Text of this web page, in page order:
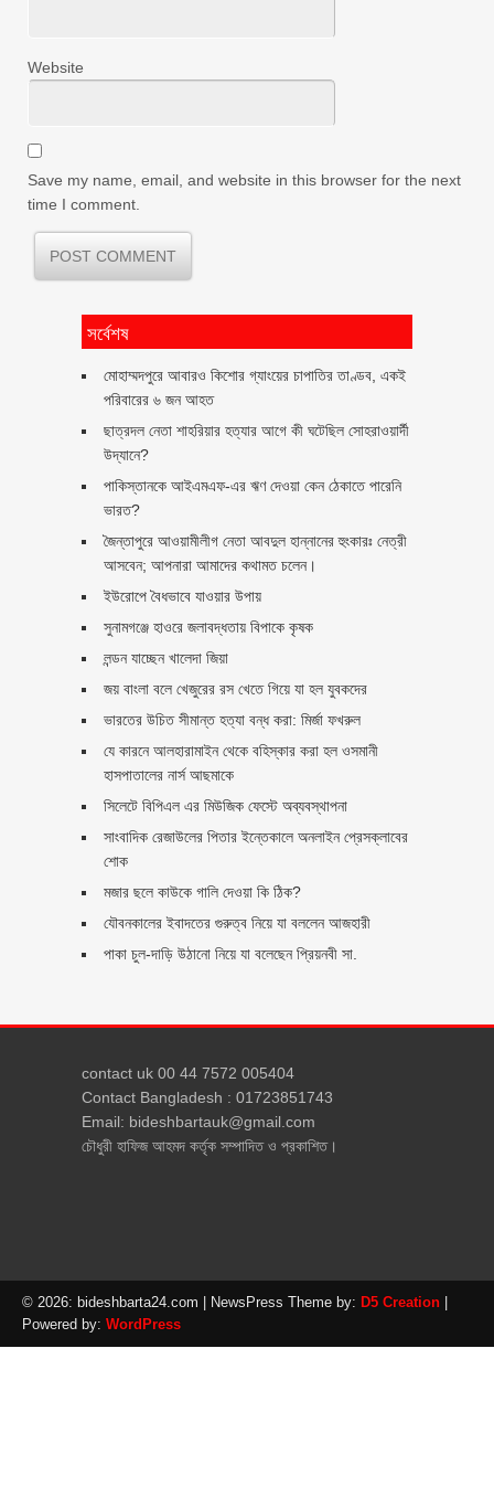
Website
Save my name, email, and website in this browser for the next
time I comment.
সর্বেশষ
মোহাম্মদপুরে আবারও কিশোর গ্যাংয়ের চাপাতির তাণ্ডব, একই
পরিবারের ৬ জন আহত
ছাত্রদল নেতা শাহরিয়ার হত্যার আগে কী ঘটেছিল সোহরাওয়ার্দী
উদ্যানে?
পাকিস্তানকে আইএমএফ-এর ঋণ দেওয়া কেন ঠেকাতে পারেনি
ভারত?
জৈন্তাপুরে আওয়ামীলীগ নেতা আবদুল হান্নানের হুংকারঃ নেত্রী
আসবেন; আপনারা আমাদের কথামত চলেন।
ইউরোপে বৈধভাবে যাওয়ার উপায়
সুনামগঞ্জে হাওরে জলাবদ্ধতায় বিপাকে কৃষক
লন্ডন যাচ্ছেন খালেদা জিয়া
জয় বাংলা বলে খেজুরের রস খেতে গিয়ে যা হল যুবকদের
ভারতের উচিত সীমান্ত হত্যা বন্ধ করা: মির্জা ফখরুল
যে কারনে আলহারামাইন থেকে বহিস্কার করা হল ওসমানী
হাসপাতালের নার্স আছমাকে
সিলেটে বিপিএল এর মিউজিক ফেস্টে অব্যবস্থাপনা
সাংবাদিক রেজাউলের পিতার ইন্তেকালে অনলাইন প্রেসক্লাবের
শোক
মজার ছলে কাউকে গালি দেওয়া কি ঠিক?
যৌবনকালের ইবাদতের গুরুত্ব নিয়ে যা বললেন আজহারী
পাকা চুল-দাড়ি উঠানো নিয়ে যা বলেছেন প্রিয়নবী সা.
contact uk 00 44 7572 005404
Contact Bangladesh : 01723851743
Email: bideshbartauk@gmail.com
চৌধুরী হাফিজ আহমদ কর্তৃক সম্পাদিত ও প্রকাশিত।
© 2026: bideshbarta24.com | NewsPress Theme by: D5 Creation
Powered by: WordPress